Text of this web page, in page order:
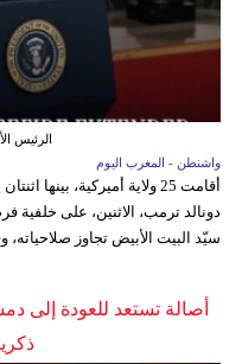
الرئيس
واشنطن - المغرب اليوم
أقامت 25 ولاية أميركية،
سيّد البيت الأبيض تجاوز صلاحياته،
أصالة تستعد للعودة إلى